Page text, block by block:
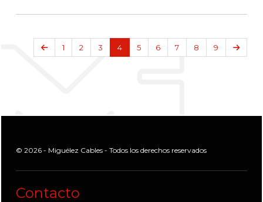
Anterior
1 2 3 4 5 6 7 8 9
© 2026 - Miguélez Cables - Todos los derechos reservados
Contacto